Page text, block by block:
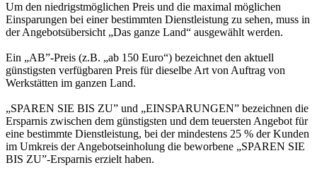
Um den niedrigstmöglichen Preis und die maximal möglichen
Einsparungen bei einer bestimmten Dienstleistung zu sehen, muss in
der Angebotsübersicht „Das ganze Land“ ausgewählt werden.
Ein „AB”-Preis (z.B. „ab 150 Euro“) bezeichnet den aktuell
günstigsten verfügbaren Preis für dieselbe Art von Auftrag von
Werkstätten im ganzen Land.
„SPAREN SIE BIS ZU” und „EINSPARUNGEN” bezeichnen die
Ersparnis zwischen dem günstigsten und dem teuersten Angebot für
eine bestimmte Dienstleistung, bei der mindestens 25 % der Kunden
im Umkreis der Angebotseinholung die beworbene „SPAREN SIE
BIS ZU”-Ersparnis erzielt haben.